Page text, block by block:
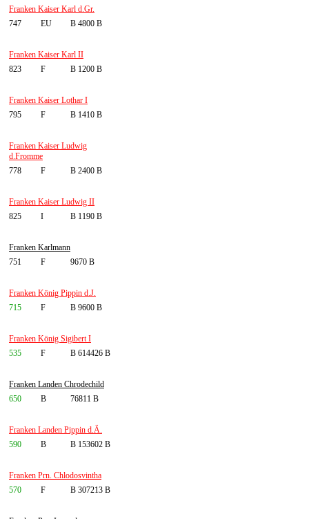
Franken Kaiser Karl d.Gr.
747
EU B 4800 B
Franken Kaiser Karl II
823
F B 1200 B
Franken Kaiser Lothar I
795
F B 1410 B
Franken Kaiser Ludwig
d.Fromme
778
F B 2400 B
Franken Kaiser Ludwig II
825
I B 1190 B
Franken Karlmann
751
F 9670 B
Franken König Pippin d.J.
715
F B 9600 B
Franken König Sigibert I
535
F B 614426 B
Franken Landen Chrodechild
650
B 76811 B
Franken Landen Pippin d.Ä.
590
B B 153602 B
Franken Prn. Chlodosvintha
570
F B 307213 B